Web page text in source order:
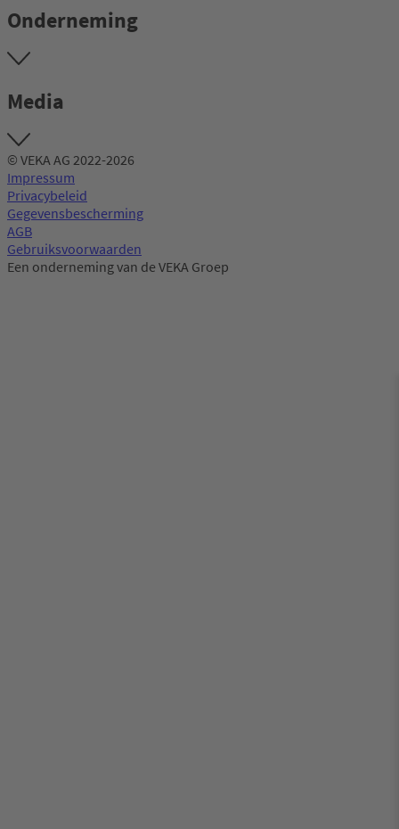
Onderneming
Media
© VEKA AG 2022-2026
Impressum
Privacybeleid
Gegevensbescherming
AGB
Gebruiksvoorwaarden
Een onderneming van de VEKA Groep